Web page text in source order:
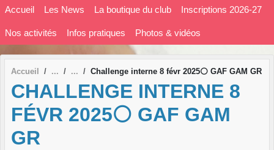
Accueil Les News La boutique du club Inscriptions 2026-27
Nos activités Infos pratiques Photos & vidéos
Accueil Challenge interne 8 févr 2025⚪ GAF GAM GR
CHALLENGE INTERNE 8
FÉVR 2025⚪ GAF GAM
GR